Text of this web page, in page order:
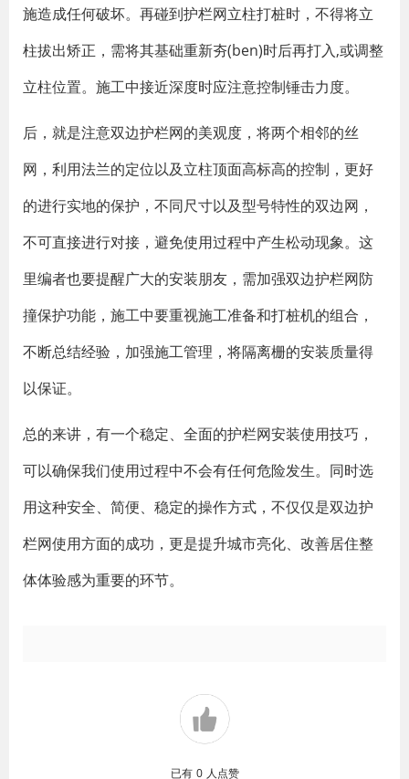
施造成任何破坏。再碰到护栏网立柱打桩时，不得将立
柱拔出矫正，需将其基础重新夯(ben)时后再打入,或调整
立柱位置。施工中接近深度时应注意控制锤击力度。
后，就是注意双边护栏网的美观度，将两个相邻的丝
网，利用法兰的定位以及立柱顶面高标高的控制，更好
的进行实地的保护，不同尺寸以及型号特性的双边网，
不可直接进行对接，避免使用过程中产生松动现象。这
里编者也要提醒广大的安装朋友，需加强双边护栏网防
撞保护功能，施工中要重视施工准备和打桩机的组合，
不断总结经验，加强施工管理，将隔离栅的安装质量得
以保证。
总的来讲，有一个稳定、全面的护栏网安装使用技巧，
可以确保我们使用过程中不会有任何危险发生。同时选
用这种安全、简便、稳定的操作方式，不仅仅是双边护
栏网使用方面的成功，更是提升城市亮化、改善居住整
体体验感为重要的环节。
已有 0 人点赞